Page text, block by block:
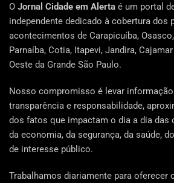
O Jornal Cidade em Alerta é um portal
independente dedicado à cobertura dos
acontecimentos de Carapicuíba,
Parnaíba, Cotia, Itapevi, Jandira,
Oeste da Grande São Paulo.
Nosso compromisso é levar
transparência e responsabilidade,
dos fatos que impactam o dia a dia das
da economia, da segurança, da saúde,
de interesse público.
Trabalhamos diariamente para oferecer